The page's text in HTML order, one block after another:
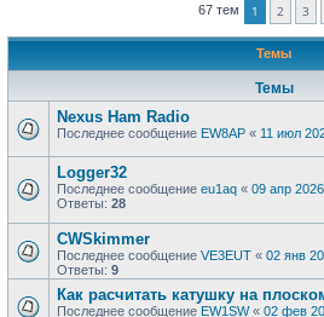
67 тем 1 2 3
Темы
Темы
Nexus Ham Radio
Последнее сообщение EW8AP « 11 июл
Logger32
Последнее сообщение eu1aq « 09 апр
Ответы: 28
CWSkimmer
Последнее сообщение VE3EUT « 02 янв
Ответы: 9
Как расчитать катушку на
Последнее сообщение EW1SW« 02 фев